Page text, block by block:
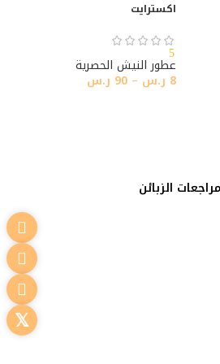
اكسترايت
5
عطور النيش الحصرية
8 ر.س –
90 ر.س
مراجعات الزبائن